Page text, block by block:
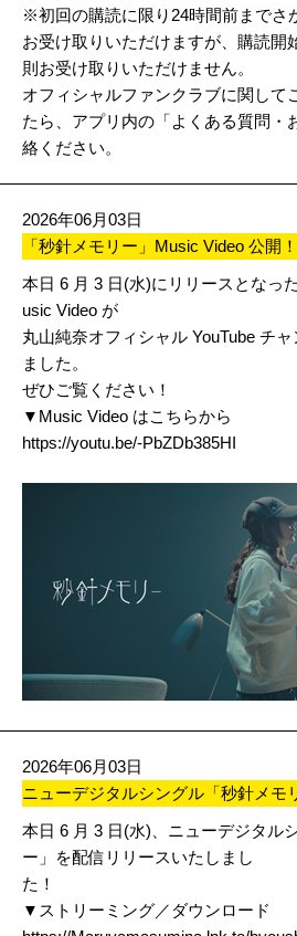
※初回の購読に限り24時間前までさ
お受け取りいただけますが、購読開
則お受け取りいただけません。
オフィシャルファンクラブに関して
たら、アプリ内の「よくある質問・
絡ください。
2026年06月03日
「秒針メモリー」Music Video 公開！
本日 6 月 3 日(水)にリリースとなっ
usic Video が
丸山純奈オフィシャル YouTube チ
ました。
ぜひご覧ください！
▼Music Video はこちらから
https://youtu.be/-PbZDb385HI
2026年06月03日
ニューデジタルシングル「秒針メモ
本日 6 月 3 日(水)、ニューデジタル
ー」を配信リリースいたしまし
た！
▼ストリーミング／ダウンロード